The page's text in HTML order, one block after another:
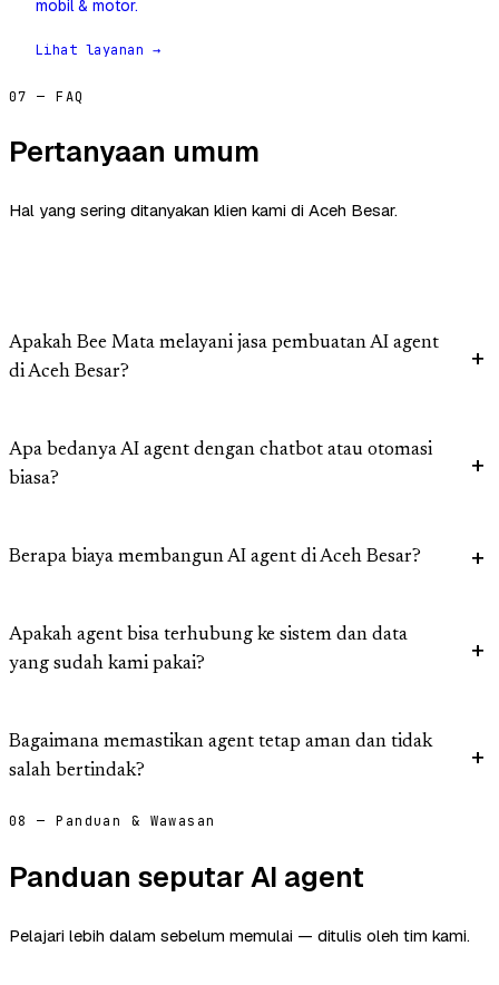
mobil & motor.
Lihat layanan →
07 — FAQ
Pertanyaan umum
Hal yang sering ditanyakan klien kami di Aceh Besar.
Apakah Bee Mata melayani jasa pembuatan AI agent
di Aceh Besar?
Apa bedanya AI agent dengan chatbot atau otomasi
biasa?
Berapa biaya membangun AI agent di Aceh Besar?
Apakah agent bisa terhubung ke sistem dan data
yang sudah kami pakai?
Bagaimana memastikan agent tetap aman dan tidak
salah bertindak?
08 — Panduan & Wawasan
Panduan seputar AI agent
Pelajari lebih dalam sebelum memulai — ditulis oleh tim kami.